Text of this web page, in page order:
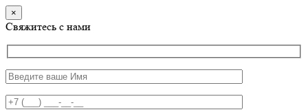
×
Свяжитесь с нами